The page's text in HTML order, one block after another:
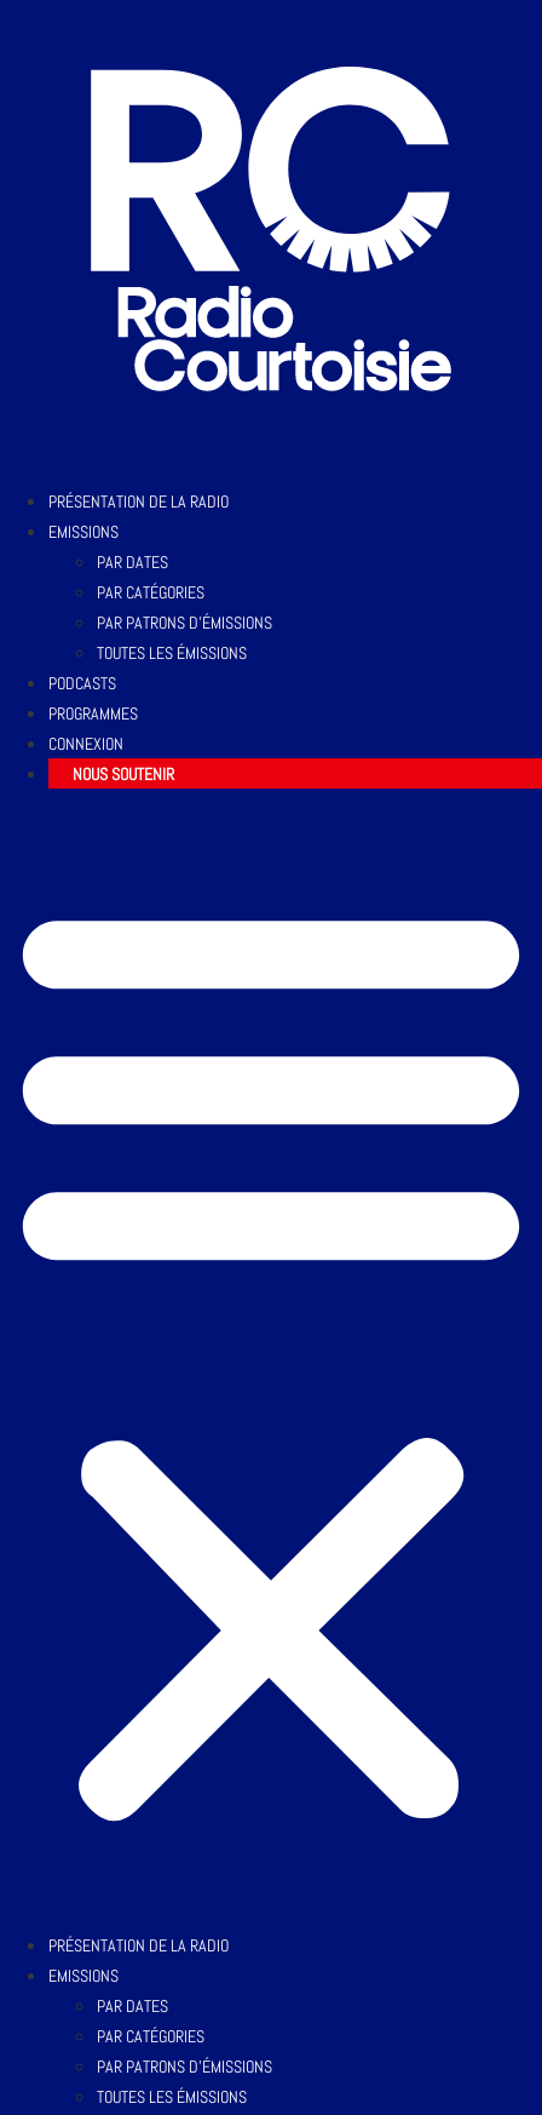
PRÉSENTATION DE LA RADIO
EMISSIONS
PAR DATES
PAR CATÉGORIES
PAR PATRONS D’ÉMISSIONS
TOUTES LES ÉMISSIONS
PODCASTS
PROGRAMMES
CONNEXION
NOUS SOUTENIR
PRÉSENTATION DE LA RADIO
EMISSIONS
PAR DATES
PAR CATÉGORIES
PAR PATRONS D’ÉMISSIONS
TOUTES LES ÉMISSIONS